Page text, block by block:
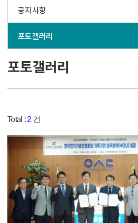
공지사항
포토갤러리
포토갤러리
Total : 2 건